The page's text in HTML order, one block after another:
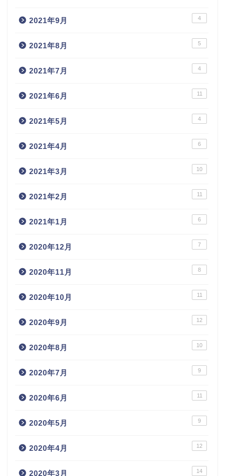
2021年9月 4
2021年8月 5
2021年7月 4
2021年6月 11
2021年5月 4
2021年4月 6
2021年3月 10
2021年2月 11
2021年1月 6
2020年12月 7
2020年11月 8
2020年10月 11
2020年9月 12
2020年8月 10
2020年7月 9
2020年6月 11
2020年5月 9
2020年4月 12
2020年3月 14